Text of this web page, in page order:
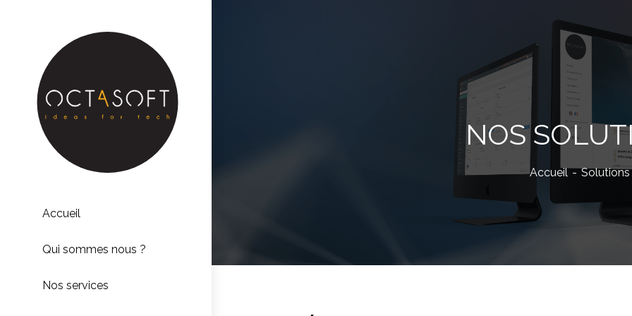
Accueil
Qui sommes nous ?
Nos services
NOS
Accueil Solutions